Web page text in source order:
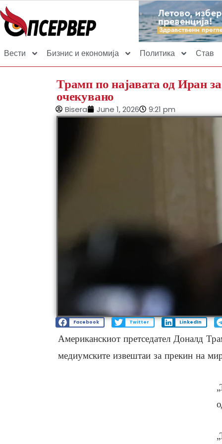
Вести Бизнис и економија Политика Став
Трамп по најавата од Иран
очекувано
Bisera June 1, 2026 9:21 pm
Facebook Twitter LinkedIn
Американскиот претседател Доналд
медиумските извештаи за прекин на